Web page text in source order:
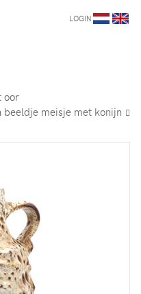
LOGIN
oor
beeldje meisje met konijn